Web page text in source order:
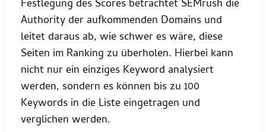
Festlegung des Scores betrachtet SEMrush die
Authority der aufkommenden Domains und
leitet daraus ab, wie schwer es wäre, diese
Seiten im Ranking zu überholen. Hierbei kann
nicht nur ein einziges Keyword analysiert
werden, sondern es können bis zu 100
Keywords in die Liste eingetragen und
verglichen werden.